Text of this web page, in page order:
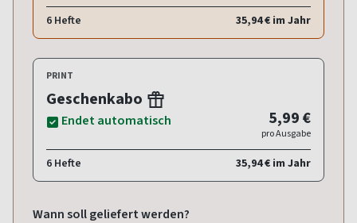
6 Hefte 35,94 € im Jahr
PRINT
Geschenkabo
Endet automatisch 5,99 €
pro Ausgabe
6 Hefte 35,94 € im Jahr
Wann soll geliefert werden?